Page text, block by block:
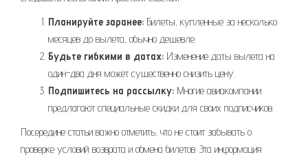
Планируйте заранее: Билеты, купленные за несколько
месяцев до вылета, обычно дешевле.
Будьте гибкими в датах: Изменение даты вылета на
один-два дня может существенно снизить цену.
Подпишитесь на рассылку: Многие авиакомпании
предлагают специальные скидки для своих подписчиков.
Посередине статьи важно отметить, что не стоит забывать о
проверке условий возврата и обмена билетов. Эта информация